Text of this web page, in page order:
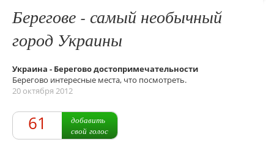
Берегове - самый необычный
город Украины
Украина - Берегово достопримечательности
Берегово интересные места, что посмотреть.
20 октября 2012
61
добавить
свой голос